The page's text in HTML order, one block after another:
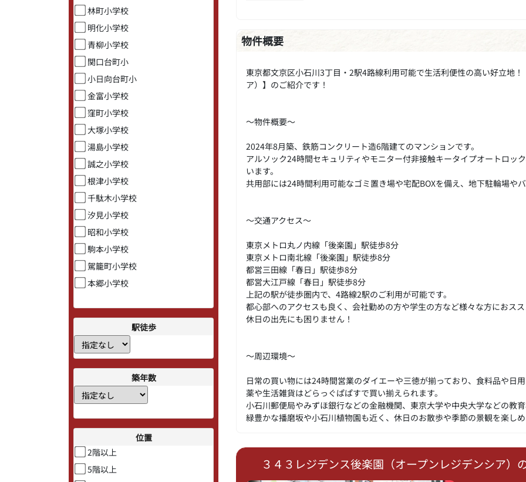
林町小学校
明化小学校
青柳小学校
関口台町小
小日向台町小
金富小学校
窪町小学校
大塚小学校
湯島小学校
誠之小学校
根津小学校
千駄木小学校
汐見小学校
昭和小学校
駒本小学校
駕籠町小学校
本郷小学校
駅徒歩
築年数
位置
2階以上
5階以上
物件概要
東京都文京区小石川3丁目・2駅4路線利用可能で生活利便性の高い好立地
ア）】のご紹介です！
～物件概要～
2024年8月築、鉄筋コンクリート造6階建てのマンションです。
アルソック24時間セキュリティやモニター付非接触キータイプオートロッ
います。
共用部には24時間利用可能なゴミ置き場や宅配BOXを備え、地下駐輪場や
～交通アクセス～
東京メトロ丸ノ内線「後楽園」駅徒歩8分
東京メトロ南北線「後楽園」駅徒歩8分
都営三田線「春日」駅徒歩8分
都営大江戸線「春日」駅徒歩8分
上記の駅が徒歩圏内で、4路線2駅のご利用が可能です。
都心部へのアクセスも良く、会社勤めの方や学生の方など様々な方におス
休日の出先にも困りません！
～周辺環境～
日常の買い物には24時間営業のダイエーや三徳が揃っており、食料品や日
薬や生活雑貨はどらっぐぱぱすで買い揃えられます。
小石川郵便局やみずほ銀行などの金融機関、東京大学や中央大学などの教
緑豊かな播磨坂や小石川植物園も近く、休日のお散歩や季節の景観を楽し
３４３レジデンス後楽園（オープンレジデンシア）